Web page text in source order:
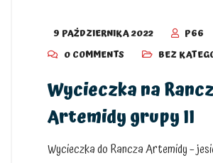
9 PAŹDZIERNIKA 2022
P66
0 COMMENTS
BEZ
Wycieczka na
Artemidy grupy II
Wycieczka do Rancza Artemidy –